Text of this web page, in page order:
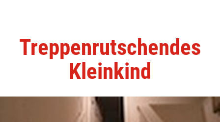
Treppenrutschendes
Kleinkind